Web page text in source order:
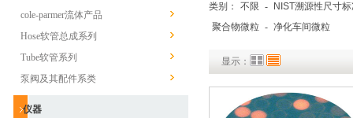
cole-parmer流体产品
Hose软管总成系列
Tube软管系列
泵阀及其配件系类
仪器
类别： 不限 -
NIST溯源性尺寸
聚合物微粒 - 净化车间微粒
显示：